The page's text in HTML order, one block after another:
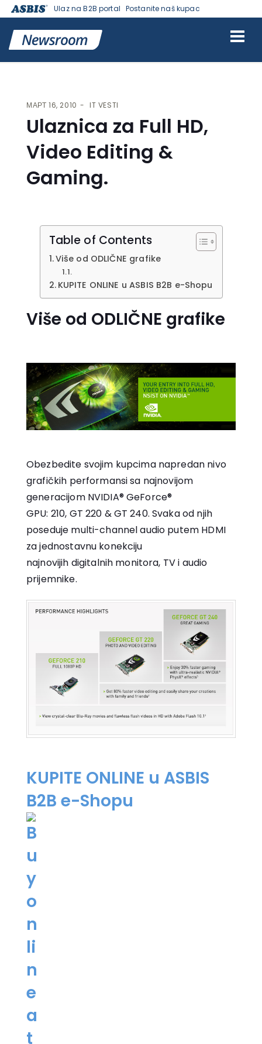
Ulaz na B2B portal Postanite naš kupac
EDITING & GAMING.
МАРТ 16, 2010 IT VESTI
Ulaznica za Full HD,
Video Editing &
Gaming.
Table of Contents
Više od ODLIČNE grafike
KUPITE ONLINE u ASBIS B2B e-Shopu
Više od ODLIČNE grafike
Obezbedite svojim kupcima napredan nivo
grafičkih performansi sa najnovijom
generacijom NVIDIA® GeForce®
GPU: 210, GT 220 & GT 240. Svaka od njih
poseduje multi-channel audio putem HDMI
za jednostavnu konekciju
najnovijih digitalnih monitora, TV i audio
prijemnike.
KUPITE ONLINE u ASBIS
B2B e-Shopu